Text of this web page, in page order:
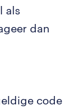
als
dan
code